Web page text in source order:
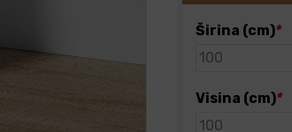
Širina (cm)*
Visina (cm)*